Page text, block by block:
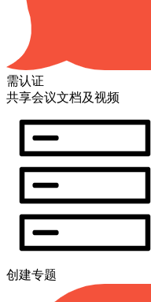
需认证
共享会议文档及视频
创建专题